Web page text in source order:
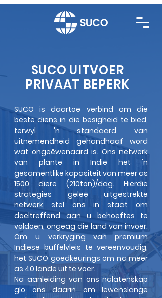
SUCO UITVOER
PRIVAAT BEPERK
SUCO is daartoe verbind om die
beste diens in die besigheid te bied,
terwyl 'n standaard van
uitnemendheid gehandhaaf word
wat ongeëwenaard is. Ons netwerk
van plante in Indië het 'n
gesamentlike kapasiteit van meer as
1500 diere (210ton)/dag. Hierdie
strategies geleë uitgestrekte
netwerk stel ons in staat om
doeltreffend aan u behoeftes te
voldoen, ongeag die land van invoer.
Om u verkryging van premium
Indiese buffelvleis te vereenvoudig,
het SUCO goedkeurings om na meer
as 40 lande uit te voer.
Na aanleiding van ons nalatenskap
glo ons daarin om lewenslange